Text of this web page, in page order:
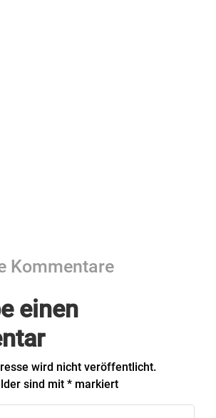
Kommentare
einen
wird nicht veröffentlicht.
sind mit * markiert